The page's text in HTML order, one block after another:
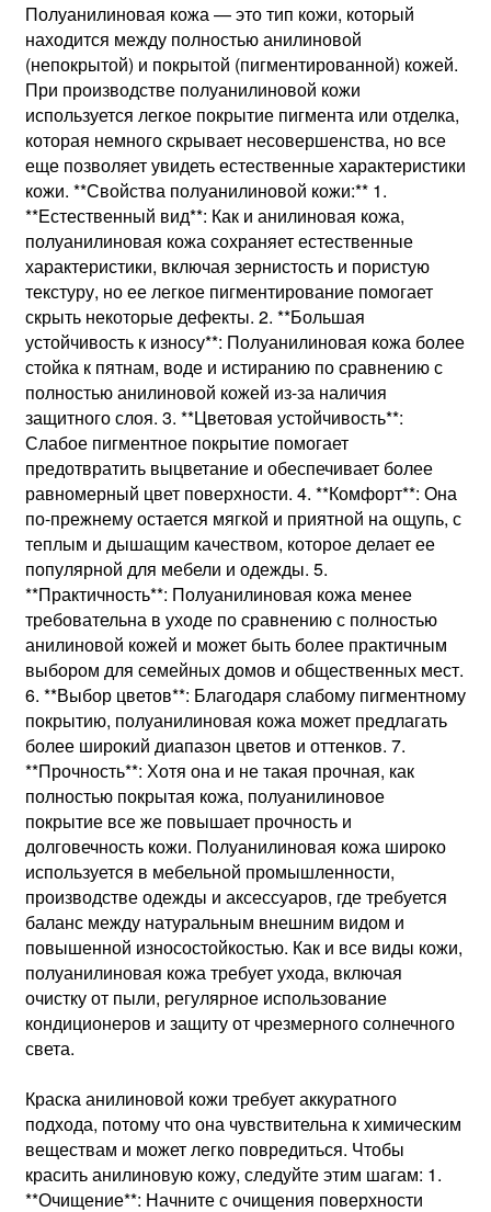
Полуанилиновая кожа — это тип кожи, который
находится между полностью анилиновой
(непокрытой) и покрытой (пигментированной) кожей.
При производстве полуанилиновой кожи
используется легкое покрытие пигмента или отделка,
которая немного скрывает несовершенства, но все
еще позволяет увидеть естественные характеристики
кожи. **Свойства полуанилиновой кожи:** 1.
**Естественный вид**: Как и анилиновая кожа,
полуанилиновая кожа сохраняет естественные
характеристики, включая зернистость и пористую
текстуру, но ее легкое пигментирование помогает
скрыть некоторые дефекты. 2. **Большая
устойчивость к износу**: Полуанилиновая кожа более
стойка к пятнам, воде и истиранию по сравнению с
полностью анилиновой кожей из-за наличия
защитного слоя. 3. **Цветовая устойчивость**:
Слабое пигментное покрытие помогает
предотвратить выцветание и обеспечивает более
равномерный цвет поверхности. 4. **Комфорт**: Она
по-прежнему остается мягкой и приятной на ощупь, с
теплым и дышащим качеством, которое делает ее
популярной для мебели и одежды. 5.
**Практичность**: Полуанилиновая кожа менее
требовательна в уходе по сравнению с полностью
анилиновой кожей и может быть более практичным
выбором для семейных домов и общественных мест.
6. **Выбор цветов**: Благодаря слабому пигментному
покрытию, полуанилиновая кожа может предлагать
более широкий диапазон цветов и оттенков. 7.
**Прочность**: Хотя она и не такая прочная, как
полностью покрытая кожа, полуанилиновое
покрытие все же повышает прочность и
долговечность кожи. Полуанилиновая кожа широко
используется в мебельной промышленности,
производстве одежды и аксессуаров, где требуется
баланс между натуральным внешним видом и
повышенной износостойкостью. Как и все виды кожи,
полуанилиновая кожа требует ухода, включая
очистку от пыли, регулярное использование
кондиционеров и защиту от чрезмерного солнечного
света.
Краска анилиновой кожи требует аккуратного
подхода, потому что она чувствительна к химическим
веществам и может легко повредиться. Чтобы
красить анилиновую кожу, следуйте этим шагам: 1.
**Очищение**: Начните с очищения поверхности